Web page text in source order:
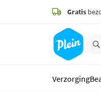
zoeken
hoofdinhoud
Gratis
Verzorging